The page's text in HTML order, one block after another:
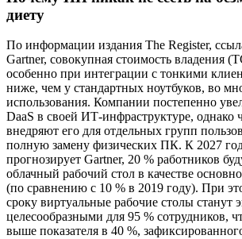
диету
По информации издания The Register,
Gartner, совокупная стоимость владения
особенно при интеграции с тонкими
ниже, чем у стандартных ноутбуков, во
использования. Компании постепенно
DaaS в своей ИТ-инфраструктуре, однако
внедряют его для отдельных групп
полную замену физических ПК. К 2027
прогнозирует Gartner, 20 % работников
облачный рабочий стол в качестве
(по сравнению с 10 % в 2019 году). При
сроку виртуальные рабочие столы станут
целесообразными для 95 % сотрудников,
выше показателя в 40 %,